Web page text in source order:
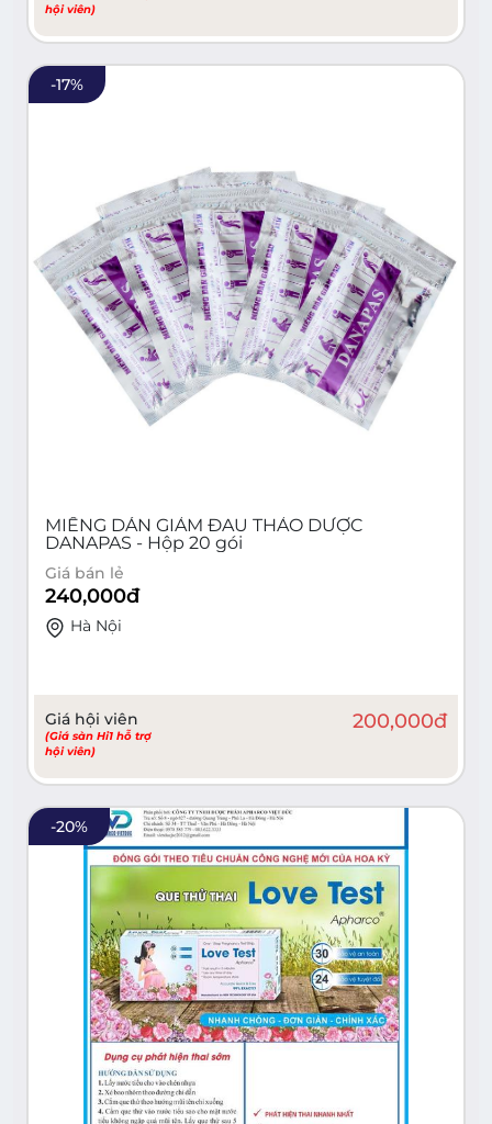
hội viên)
-17%
MIẾNG DÁN GIẢM ĐAU THẢO DƯỢC
DANAPAS - Hộp 20 gói
Giá bán lẻ
240,000đ
Hà Nội
Giá hội viên
(Giá sàn Hi1 hỗ trợ
hội viên)
200,000đ
-20%